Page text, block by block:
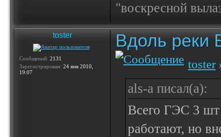
"воскресной
toster
Сообщений: 2131
Зарегистрирован: 24 янв 2010,
19:07
Вдоль реки
toster
als-a писал(а):
Всего ГЭС 3 шт
работают, но